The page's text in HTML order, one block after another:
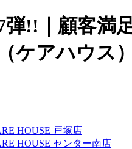
弾!!｜顧客満
ケアハウス）
HOUSE 戸塚店
HOUSE センター南店